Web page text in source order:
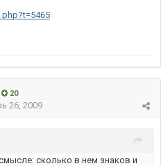
20
26, 2009
сколько в нем знаков и